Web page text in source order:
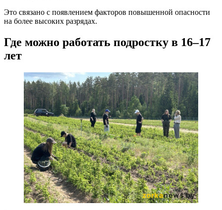
Это связано с появлением факторов повышенной опасности
на более высоких разрядах.
Где можно работать подростку в 16–17
лет